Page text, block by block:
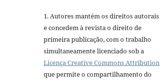
1. Autores mantém os direitos autorais
e concedem à revista o direito de
primeira publicação, com o trabalho
simultaneamente licenciado sob a
Licença Creative Commons Attribution
que permite o compartilhamento do